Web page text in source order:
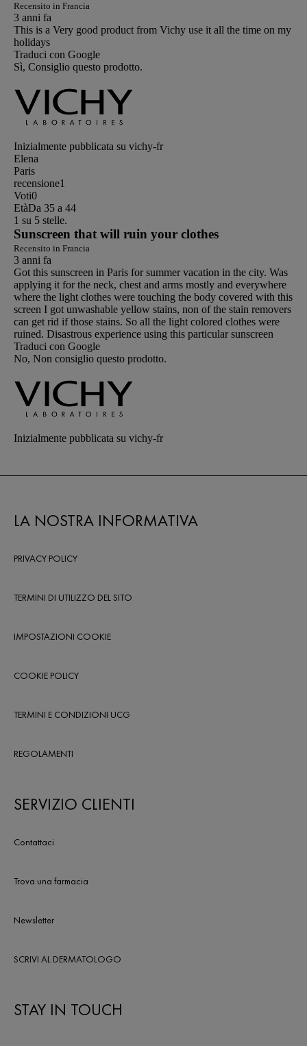
Recensito in Francia
3 anni fa
This is a Very good product from Vichy use it all the time on my
holidays
Traduci con Google
Sì, Consiglio questo prodotto.
Inizialmente pubblicata su vichy-fr
Elena
Paris
recensione1
Voti0
EtàDa 35 a 44
1 su 5 stelle.
Sunscreen that will ruin your clothes
Recensito in Francia
3 anni fa
Got this sunscreen in Paris for summer vacation in the city. Was
applying it for the neck, chest and arms mostly and everywhere
where the light clothes were touching the body covered with this
screen I got unwashable yellow stains, non of the stain removers
can get rid if those stains. So all the light colored clothes were
ruined. Disastrous experience using this particular sunscreen
Traduci con Google
No, Non consiglio questo prodotto.
Inizialmente pubblicata su vichy-fr
LA NOSTRA INFORMATIVA
PRIVACY POLICY
TERMINI DI UTILIZZO DEL SITO
IMPOSTAZIONI COOKIE
COOKIE POLICY
TERMINI E CONDIZIONI UCG
REGOLAMENTI
SERVIZIO CLIENTI
Contattaci
Trova una farmacia
Newsletter
SCRIVI AL DERMATOLOGO
STAY IN TOUCH